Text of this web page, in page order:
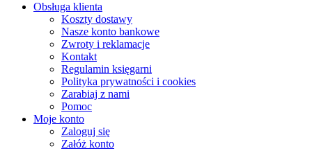
Obsługa klienta
Koszty dostawy
Nasze konto bankowe
Zwroty i reklamacje
Kontakt
Regulamin księgarni
Polityka prywatności i cookies
Zarabiaj z nami
Pomoc
Moje konto
Zaloguj się
Załóż konto